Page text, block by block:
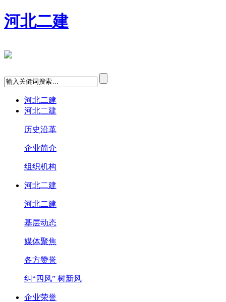
河北二建
河北二建
河北二建
历史沿革
企业简介
组织机构
河北二建
河北二建
基层动态
媒体聚焦
各方赞誉
纠“四风” 树新风
企业荣誉